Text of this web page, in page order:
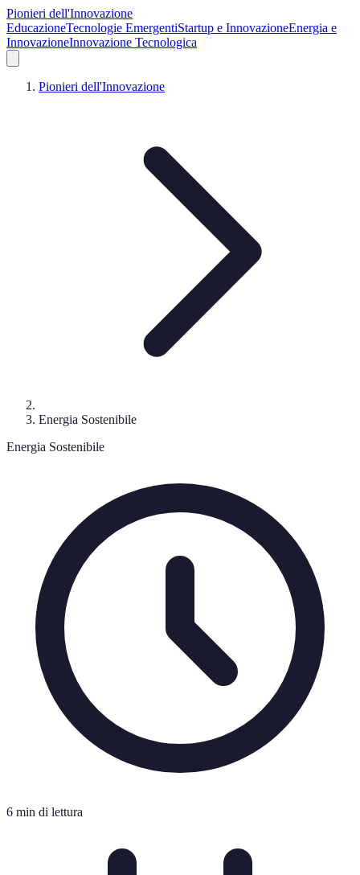
Pionieri dell'Innovazione
EducazioneTecnologie EmergentiStartup e InnovazioneEnergia e
InnovazioneInnovazione Tecnologica
Pionieri dell'Innovazione
Energia Sostenibile
Energia Sostenibile
6 min di lettura